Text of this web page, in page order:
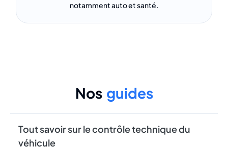
notamment auto et santé.
Nos guides
Tout savoir sur le contrôle technique du
véhicule